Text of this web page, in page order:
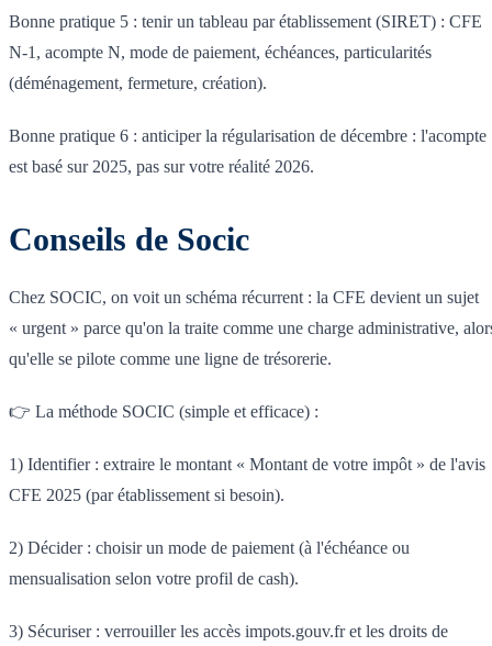
Bonne pratique 5 : tenir un tableau par établissement (SIRET) : CFE
N-1, acompte N, mode de paiement, échéances, particularités
(déménagement, fermeture, création).
Bonne pratique 6 : anticiper la régularisation de décembre : l'acompte
est basé sur 2025, pas sur votre réalité 2026.
Conseils de Socic
Chez SOCIC, on voit un schéma récurrent : la CFE devient un sujet
« urgent » parce qu'on la traite comme une charge administrative,
qu'elle se pilote comme une ligne de trésorerie.
👉 La méthode SOCIC (simple et efficace) :
1) Identifier : extraire le montant « Montant de votre impôt » de l'avis
CFE 2025 (par établissement si besoin).
2) Décider : choisir un mode de paiement (à l'échéance ou
mensualisation selon votre profil de cash).
3) Sécuriser : verrouiller les accès impots.gouv.fr et les droits de